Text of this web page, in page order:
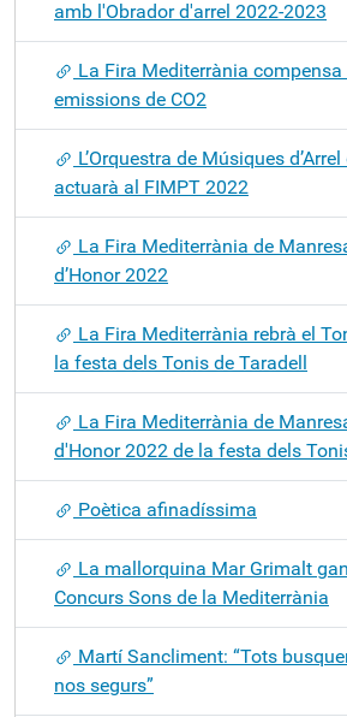
amb l'Obrador d'arrel 2022-2023
La Fira Mediterrània compensa
emissions de CO2
L’Orquestra de Músiques
actuarà al FIMPT 2022
La Fira Mediterrània de
d’Honor 2022
La Fira Mediterrània rebrà el
la festa dels Tonis de Taradell
La Fira Mediterrània de
d'Honor 2022 de la festa dels
Poètica afinadíssima
La mallorquina Mar Grimalt
Concurs Sons de la Mediterrània
Martí Sancliment: “Tots
nos segurs”